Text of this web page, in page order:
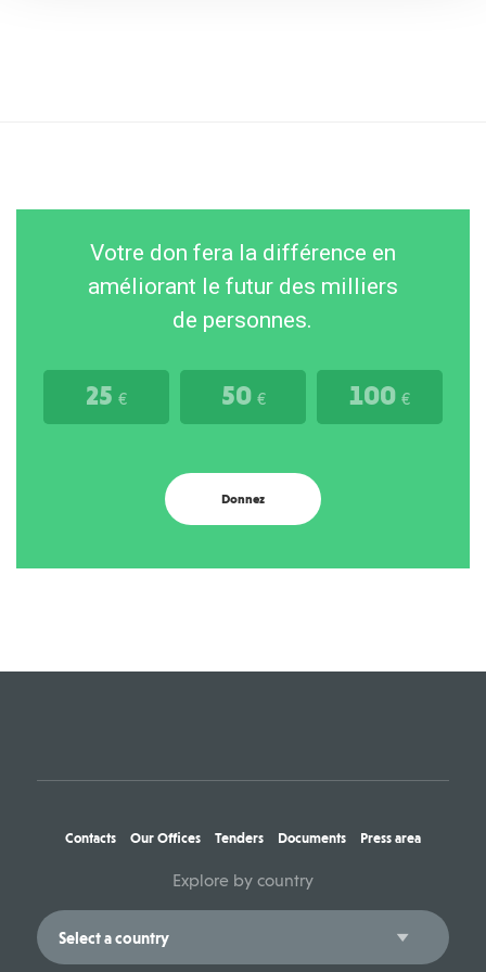
Votre don fera la différence en
améliorant le futur des milliers
de personnes.
25 € 50 € 100 €
Donnez
Contacts Our Offices Tenders Documents Press area
Explore by country